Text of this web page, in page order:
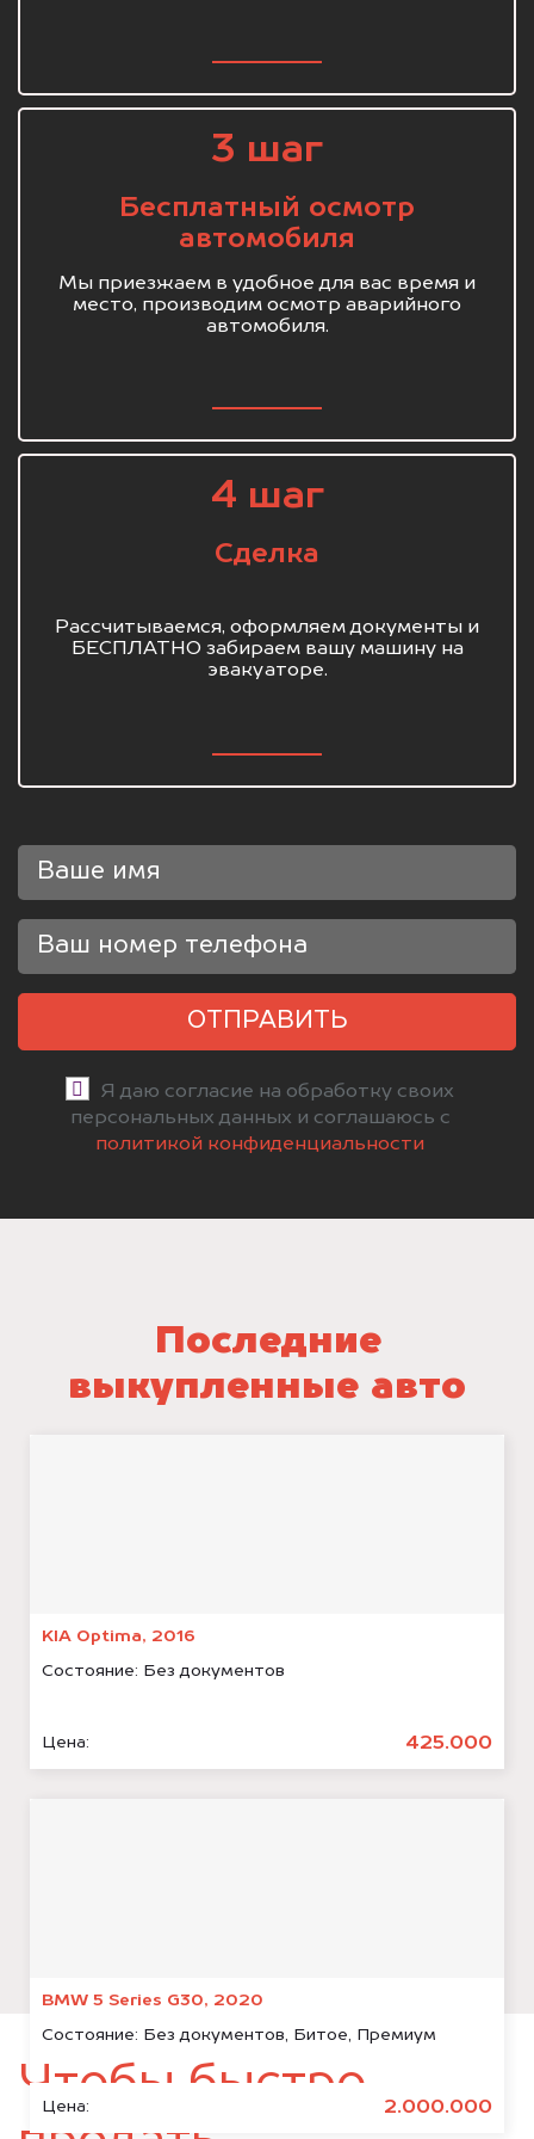
3 шаг
Бесплатный осмотр
автомобиля
Мы приезжаем в удобное для вас время и
место, производим осмотр аварийного
автомобиля.
4 шаг
Сделка
Рассчитываемся, оформляем документы и
БЕСПЛАТНО забираем вашу машину на
эвакуаторе.
ОТПРАВИТЬ
Я даю согласие на обработку своих
персональных данных и соглашаюсь с
политикой конфиденциальности
Последние
выкупленные авто
KIA Optima, 2016
Состояние: Без документов
Цена: 425.000
BMW 5 Series G30, 2020
Состояние: Без документов, Битое, Премиум
Цена: 2.000.000
Чтобы быстро